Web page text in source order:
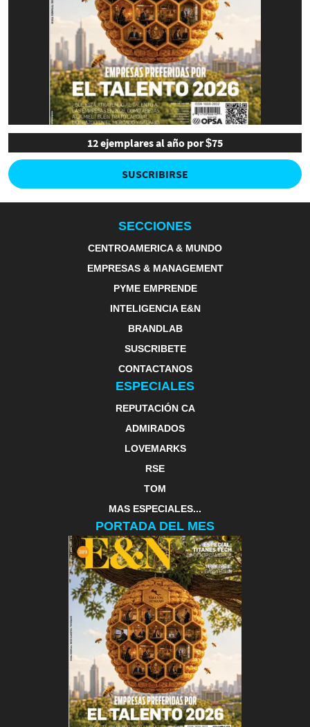
12 ejemplares al año por $75
SUSCRIBIRSE
SECCIONES
CENTROAMERICA & MUNDO
EMPRESAS & MANAGEMENT
PYME EMPRENDE
INTELIGENCIA E&N
BRANDLAB
SUSCRIBETE
CONTACTANOS
ESPECIALES
REPUTACIÓN CA
ADMIRADOS
LOVEMARKS
RSE
TOM
MAS ESPECIALES...
PORTADA DEL MES